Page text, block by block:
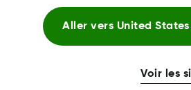
Aller vers United States
Voir les